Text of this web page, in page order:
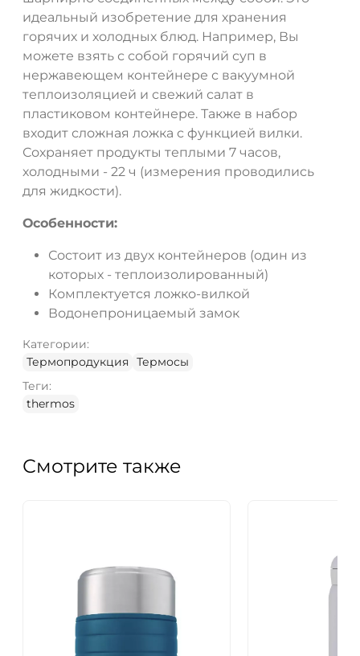
идеальный изобретение для хранения
горячих и холодных блюд. Например, Вы
можете взять с собой горячий суп в
нержавеющем контейнере с вакуумной
теплоизоляцией и свежий салат в
пластиковом контейнере. Также в набор
входит сложная ложка с функцией вилки.
Сохраняет продукты теплыми 7 часов,
холодными - 22 ч (измерения проводились
для жидкости).
Особенности:
Состоит из двух контейнеров (один из
которых - теплоизолированный)
Комплектуется ложко-вилкой
Водонепроницаемый замок
Категории:
Термопродукция
Термосы
Теги:
thermos
Смотрите также